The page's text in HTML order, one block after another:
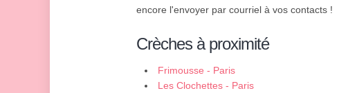
encore l'envoyer par courriel à vos contacts !
Crèches à proximité
Frimousse - Paris
Les Clochettes - Paris